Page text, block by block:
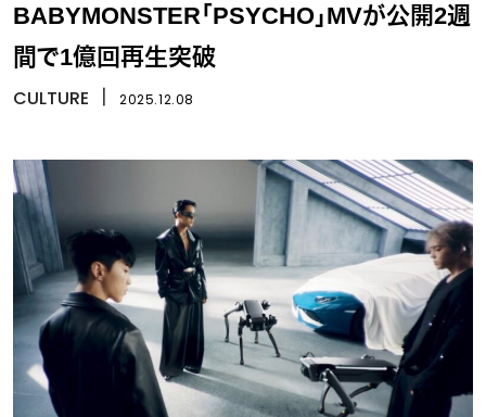
BABYMONSTER「PSYCHO」MVが公開2週
間で1億回再生突破
CULTURE 2025.12.08